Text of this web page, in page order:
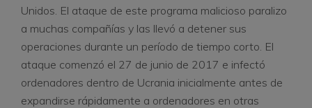
Pruébalo Gratis
Otros Productos
Repairit - Reparar Datos
Unidos. El ataque de este programa malicioso paralizo
a muchas compañías y las llevó a detener sus
operaciones durante un período de tiempo corto. El
ataque comenzó el 27 de junio de 2017 e infectó
ordenadores dentro de Ucrania inicialmente antes de
expandirse rápidamente a ordenadores en otras